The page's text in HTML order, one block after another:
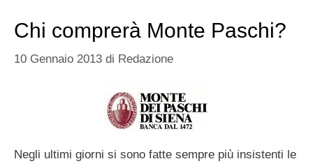
Chi comprerà Monte Paschi?
10 Gennaio 2013 di Redazione
Negli ultimi giorni si sono fatte sempre più insistenti le